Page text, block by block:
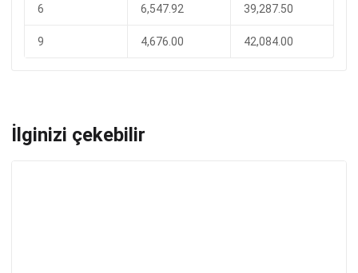
6 6,547.92 39,287.50
9 4,676.00 42,084.00
İlginizi çekebilir